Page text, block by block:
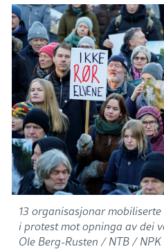
13 organisasjonar
i protest mot opninga av dei
Ole Berg-Rusten / NTB / NPK